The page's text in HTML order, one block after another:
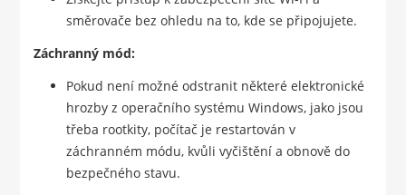
směrovače bez ohledu na to, kde se připojujete.
Záchranný mód:
Pokud není možné odstranit některé elektronické
hrozby z operačního systému Windows, jako jsou
třeba rootkity, počítač je restartován v
záchranném módu, kvůli vyčištění a obnově do
bezpečného stavu.